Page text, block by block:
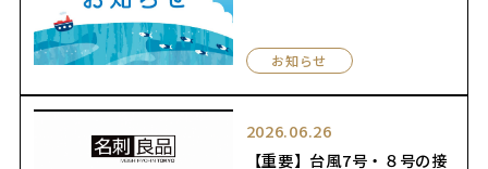
お知らせ
2026.06.26
【重要】台風7号・８号の接